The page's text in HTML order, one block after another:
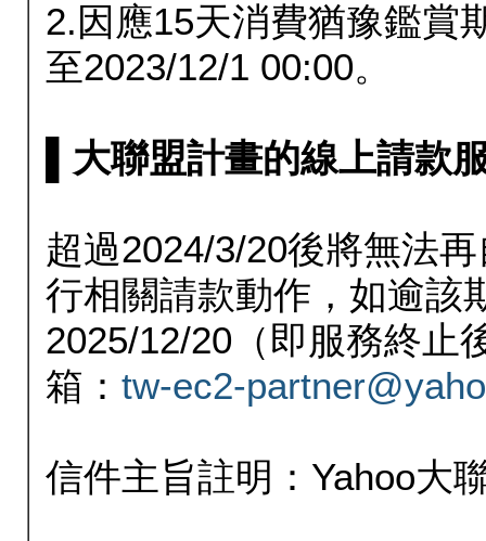
2.因應15天消費猶豫鑑賞
至2023/12/1 00:00。
▌大聯盟計畫的線上請款
超過2024/3/20後將無法
行相關請款動作，如逾該
2025/12/20（即服務終止
箱： tw-ec2-
信件主旨註明：Yahoo大